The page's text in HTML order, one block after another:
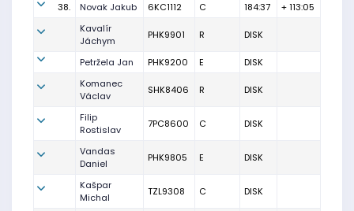
38.
Novak Jakub 6KC1112 C 184:37
+ 113:05
Kavalír
Jáchym
PHK9901 R DISK
Petržela Jan PHK9200 E
DISK
Komanec
Václav
SHK8406 R DISK
Filip
Rostislav
7PC8600 C DISK
Vandas
Daniel
PHK9805 E DISK
Kašpar
Michal
TZL9308 C DISK